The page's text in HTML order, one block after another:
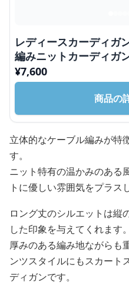
レディースカーディガ
編みニットカーディガ
¥7,600
商品の
立体的なケーブル編みが特
す。
ニット特有の温かみのある
トに優しい雰囲気をプラス
ロング丈のシルエットは縦
した印象を与えてくれます。
厚みのある編み地ながらも
ンツスタイルにもスカート
ディガンです。